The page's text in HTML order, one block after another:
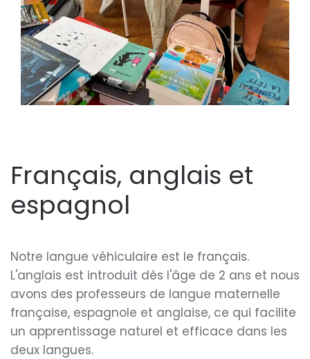
Français, anglais et
espagnol
Notre langue véhiculaire est le français.
L'anglais est introduit dès l'âge de 2 ans et nous
avons des professeurs de langue maternelle
française, espagnole et anglaise, ce qui facilite
un apprentissage naturel et efficace dans les
deux langues.